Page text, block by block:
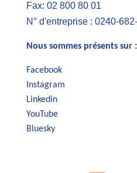
Fax: 02 800 80 01
N° d'entreprise : 0240-
Nous sommes présents sur :
Facebook
Instagram
Linkedin
YouTube
Bluesky